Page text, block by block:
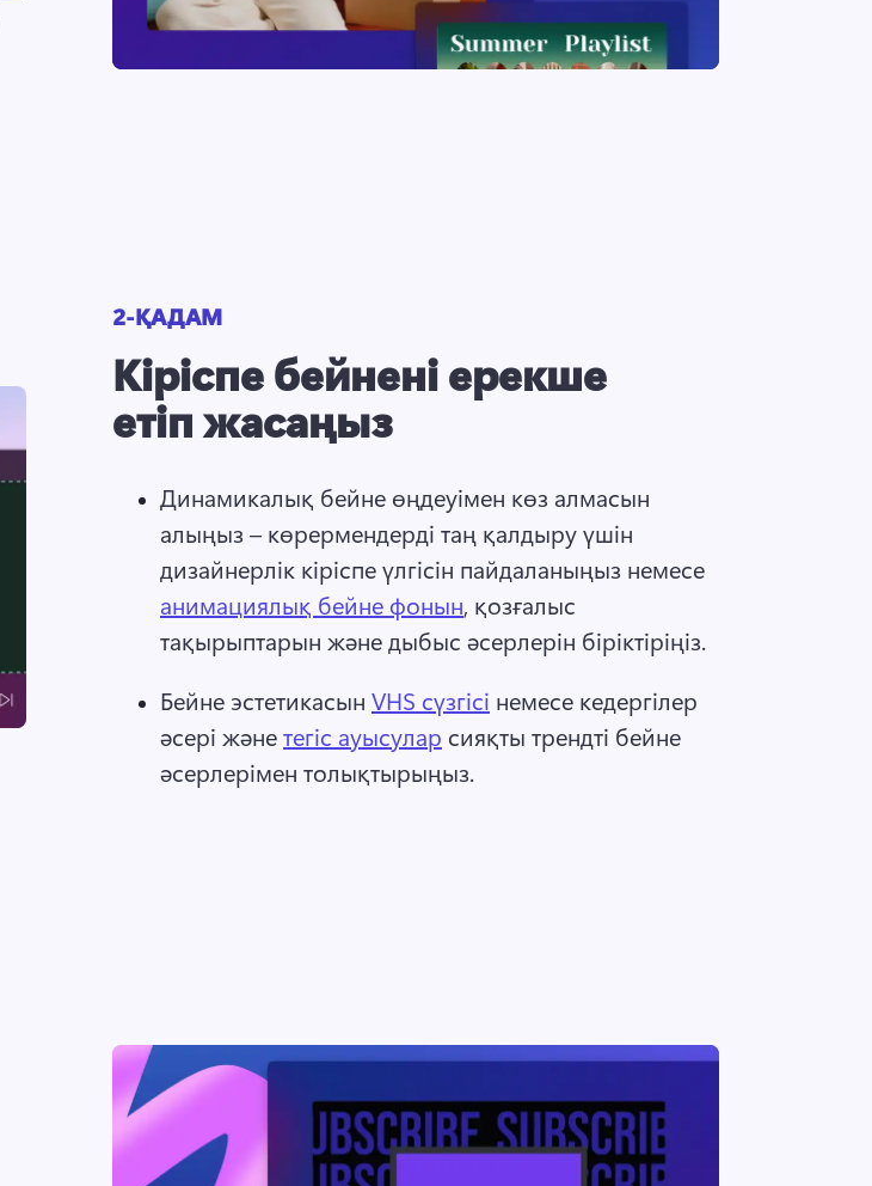
2-ҚАДАМ
Кіріспе бейнені ерекше
етіп жасаңыз
Динамикалық бейне өңдеуімен көз алмасын
алыңыз – көрермендерді таң қалдыру үшін
дизайнерлік кіріспе үлгісін пайдаланыңыз немесе
анимациялық бейне фонын, қозғалыс
тақырыптарын және дыбыс әсерлерін біріктіріңіз.
Бейне эстетикасын VHS сүзгісі немесе кедергілер
әсері және тегіс ауысулар сияқты трендті бейне
әсерлерімен толықтырыңыз.